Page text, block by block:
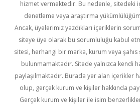
hizmet vermektedir. Bu nedenle, sitedeki
denetleme veya araştırma
Ancak, üyelerimiz yazdıkları içeriklerin
siteye üye olarak bu sorumluluğu kabul
sitesi, herhangi bir marka, kurum veya şahıs
bulunmamaktadır. Sitede yalnızca kendi
paylaşılmaktadır. Burada yer alan içerikler
olup, gerçek kurum ve kişiler hakkında
Gerçek kurum ve kişiler ile isim